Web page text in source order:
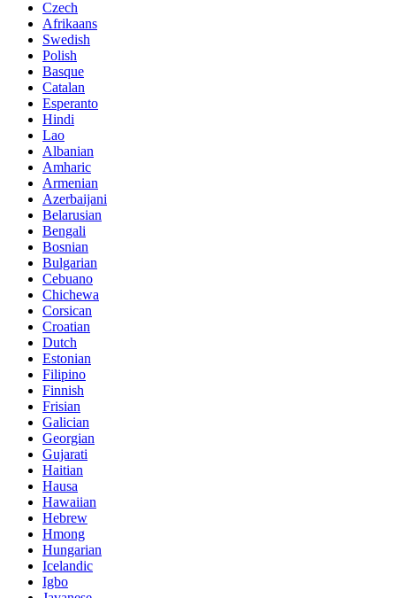
Czech
Afrikaans
Swedish
Polish
Basque
Catalan
Esperanto
Hindi
Lao
Albanian
Amharic
Armenian
Azerbaijani
Belarusian
Bengali
Bosnian
Bulgarian
Cebuano
Chichewa
Corsican
Croatian
Dutch
Estonian
Filipino
Finnish
Frisian
Galician
Georgian
Gujarati
Haitian
Hausa
Hawaiian
Hebrew
Hmong
Hungarian
Icelandic
Igbo